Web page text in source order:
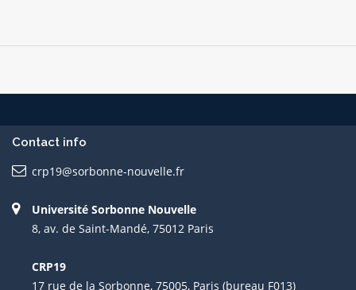
Contact info
crp19@sorbonne-nouvelle.fr
Université Sorbonne Nouvelle
8, av. de Saint-Mandé, 75012 Paris
CRP19
17 rue de la Sorbonne, 75005, Paris (bureau F013)